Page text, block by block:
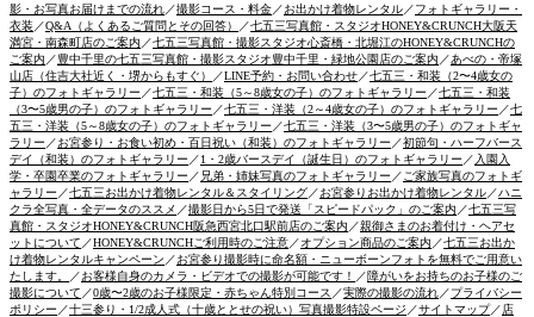
影・お写真お届けまでの流れ／撮影コース・料金／お出かけ着物レンタル／フォトギャラリー・
衣装／Q&A（よくあるご質問とその回答） ／七五三写真館・スタジオHONEY&CRUNCH大阪天
満宮・南森町店のご案内 ／七五三写真館・撮影スタジオ心斎橋・北堀江のHONEY&CRUNCHの
ご案内 ／豊中千里の七五三写真館・撮影スタジオ豊中千里・緑地公園店のご案内 ／あべの・帝塚
山店（住吉大社近く・堺からもすぐ）
／LINE予約・お問い合わせ／七五三・和装（2〜4歳女の
子）のフォトギャラリー ／七五三・和装（5～8歳女の子）のフォトギャラリー ／七五三・和装
（3〜5歳男の子）のフォトギャラリー ／七五三・洋装（2～4歳女の子）のフォトギャラリー ／七
五三・洋装（5～8歳女の子）のフォトギャラリー ／七五三・洋装（3〜5歳男の子）のフォトギャ
ラリー ／お宮参り・お食い初め・百日祝い（和装）のフォトギャラリー ／初節句・ハーフバース
デイ（和装）のフォトギャラリー ／1・2歳バースデイ（誕生日）のフォトギャラリー ／ 入園入
学・卒園卒業のフォトギャラリー ／ 兄弟・姉妹写真のフォトギャラリー ／ ご家族写真のフォトギ
ャラリー ／七五三お出かけ着物レンタル＆スタイリング／お宮参りお出かけ着物レンタル／ハニ
クラ全写真・全データのススメ ／撮影日から5日で発送「スピードパック」のご案内 ／七五三写
真館・スタジオHONEY&CRUNCH阪急西宮北口駅前店のご案内 ／親御さまのお着付け・ヘアセ
ットについて ／HONEY&CRUNCHご利用時のご注意／オプション商品のご案内 ／七五三お出か
け着物レンタルキャンペーン ／お宮参り撮影時に命名額・ニューボーンフォトを無料でご用意い
たします。
／お客様自身のカメラ・ビデオでの撮影が可能です！ ／障がいをお持ちのお子様のご
撮影について ／0歳〜2歳のお子様限定・赤ちゃん特別コース ／実際の撮影の流れ／プライバシー
ポリシー ／十三参り・1/2成人式（十歳ととせの祝い）写真撮影特設ページ ／サイトマップ／店